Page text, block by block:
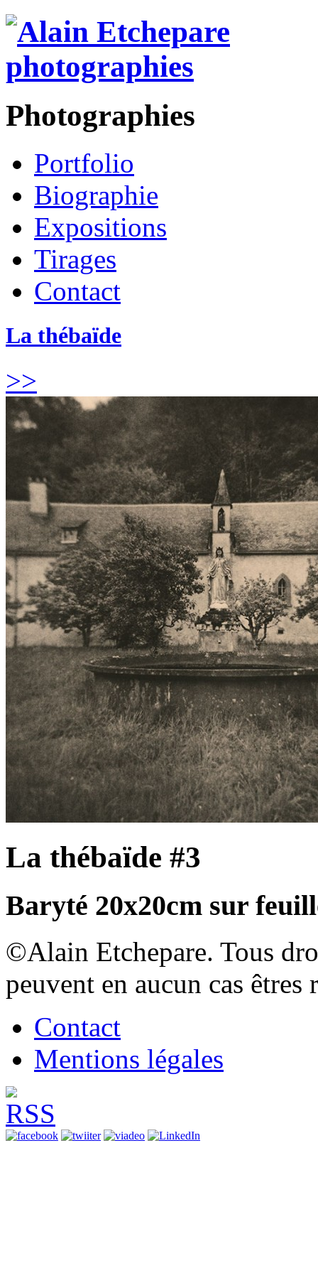
Photographies
Portfolio
Biographie
Expositions
Tirages
Contact
La thébaïde
>>
La thébaïde #3
Baryté 20x20cm sur
©Alain Etchepare. Tous
peuvent en aucun cas
Contact
Mentions légales